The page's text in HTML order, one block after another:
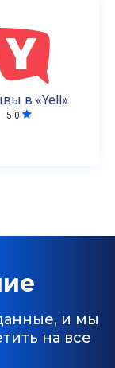
в «Yell»
5.0
и мы
на все